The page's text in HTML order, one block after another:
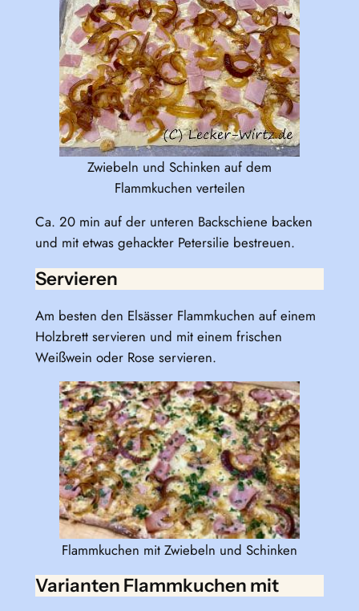
Zwiebeln und Schinken auf dem
Flammkuchen verteilen
Ca. 20 min auf der unteren Backschiene backen
und mit etwas gehackter Petersilie bestreuen.
Servieren
Am besten den Elsässer Flammkuchen auf einem
Holzbrett servieren und mit einem frischen
Weißwein oder Rose servieren.
Flammkuchen mit Zwiebeln und Schinken
Varianten Flammkuchen mit